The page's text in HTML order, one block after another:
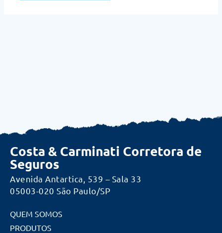
Costa & Carminati Corretora de
Seguros
Avenida Antartica, 539 – Sala 33
05003-020 São Paulo/SP
QUEM SOMOS
PRODUTOS